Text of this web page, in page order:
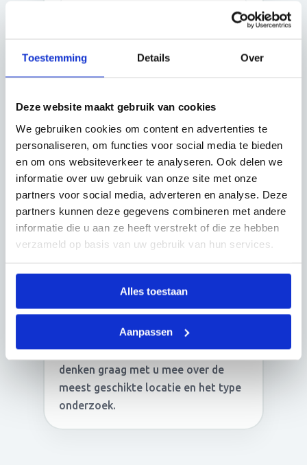
Toestemming Details Over
Deze website maakt gebruik van cookies
We gebruiken cookies om content en advertenties te
personaliseren, om functies voor social media te bieden
en om ons websiteverkeer te analyseren. Ook delen we
informatie over uw gebruik van onze site met onze
partners voor social media, adverteren en analyse. Deze
partners kunnen deze gegevens combineren met andere
informatie die u aan ze heeft verstrekt of die ze hebben
verzameld op basis van uw gebruik van hun services.
Alles toestaan
Aanpassen
contact@scanclinic.nl
ScanClinic Houten
Handboog 6e, 3994 AD
Houten
ScanClinic Etten-Leur
Etten-Leur
Liever eerst overleggen? Neem
gerust contact met ons op. We
denken graag met u mee over de
meest geschikte locatie en het type
onderzoek.